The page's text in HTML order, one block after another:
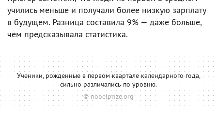
учились меньше и получали более низкую зарплату
в будущем. Разница составила 9% — даже больше,
чем предсказывала статистика.
Ученики, рожденные в первом квартале календарного года,
сильно различались по уровню.
© nobelprize.org